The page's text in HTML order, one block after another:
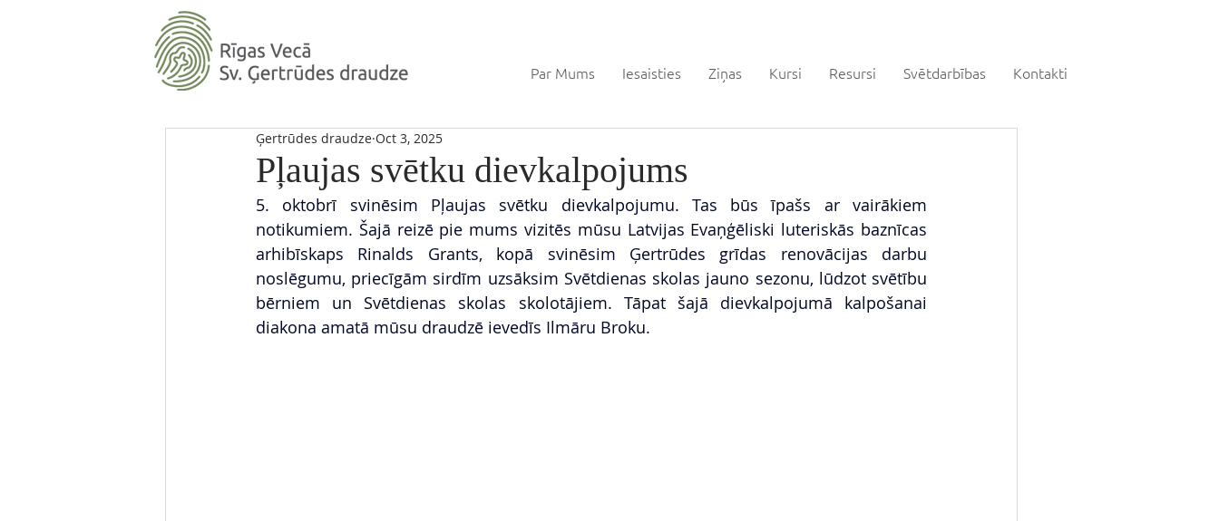
Par Mums Iesaisties Ziņas Kursi Resursi Svētdarbības Kontakti
Pļaujas svētku dievkalpojums
Ģertrūdes draudze Oct 3, 2025
5. oktobrī svinēsim Pļaujas svētku dievkalpojumu. Tas būs īpašs ar vairākiem
notikumiem. Šajā reizē pie mums vizitēs mūsu Latvijas Evaņģēliski luteriskās baznīcas
arhibīskaps Rinalds Grants, kopā svinēsim Ģertrūdes grīdas renovācijas darbu
noslēgumu, priecīgām sirdīm uzsāksim Svētdienas skolas jauno sezonu, lūdzot svētību
bērniem un Svētdienas skolas skolotājiem. Tāpat šajā dievkalpojumā kalpošanai
diakona amatā mūsu draudzē ievedīs Ilmāru Broku.